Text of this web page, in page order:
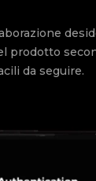
prodotto
da seguire.